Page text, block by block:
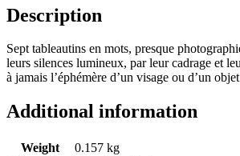
Description
Sept tableautins en mots, presque
leurs silences lumineux, par leur cadrage et
à jamais l’éphémère d’un visage ou d’un
Additional information
Weight
0.157 kg